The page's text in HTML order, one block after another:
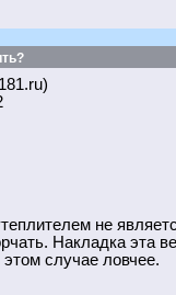
не
Накладка эта
случае ловчее.